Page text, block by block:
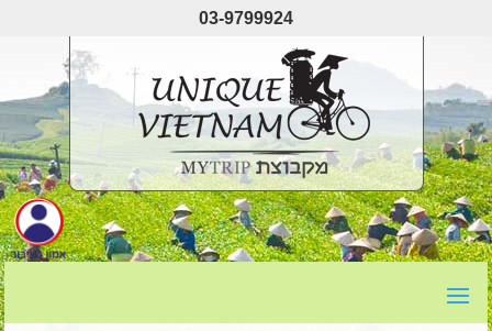
03-9799924